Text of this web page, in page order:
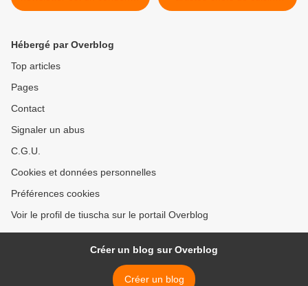
d'actu !
des Ain'pertinentes ! >
Hébergé par Overblog
Top articles
Pages
Contact
Signaler un abus
C.G.U.
Cookies et données personnelles
Préférences cookies
Voir le profil de tiuscha sur le portail Overblog
Créer un blog sur Overblog
Créer un blog